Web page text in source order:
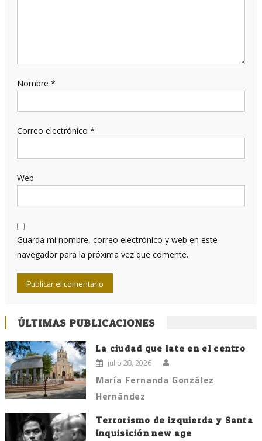
Nombre *
Correo electrónico *
Web
Guarda mi nombre, correo electrónico y web en este
navegador para la próxima vez que comente.
ÚLTIMAS PUBLICACIONES
La ciudad que late en el centro
julio 28, 2026
María Fernanda González
Hernández
Terrorismo de izquierda y Santa
Inquisición new age